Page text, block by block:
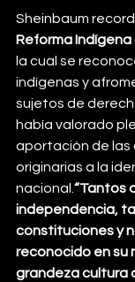
Sheinbaum
Reforma Indígena
la cual se
indígenas y
sujetos de
había valorado
aportación de las
originarias a la
nacional. “Tantos
independencia,
constituciones y
reconocido en su
grandeza cultura